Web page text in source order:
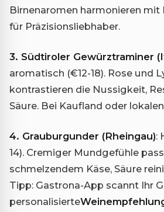
Birnenaromen harmonieren mit
für Präzisionsliebhaber.
3. Südtiroler Gewürztraminer
aromatisch (€12-18). Rose und
kontrastieren die Nussigkeit,
Säure. Bei Kaufland oder
4. Grauburgunder (Rheingau):
14). Cremiger Mundgefühle
schmelzendem Käse, Säure
Tipp: Gastrona-App scannt Ihr
personalisierte